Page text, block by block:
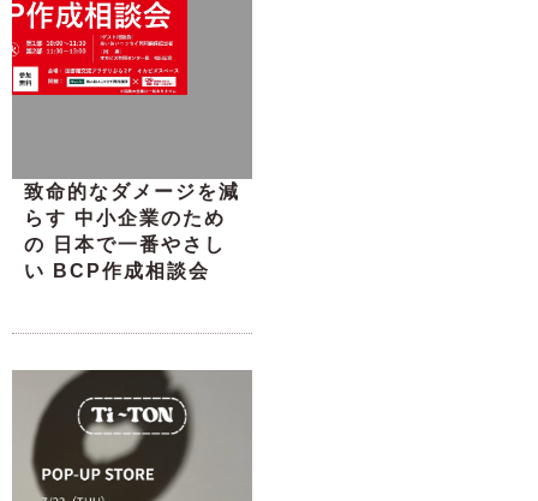
致命的なダメージを減
らす 中小企業のため
の 日本で一番やさし
い BCP作成相談会